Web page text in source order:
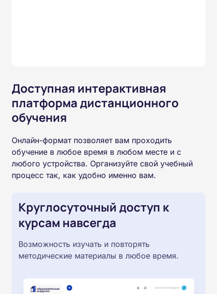
Доступная интерактивная
платформа дистанционного
обучения
Онлайн-формат позволяет вам проходить
обучение в любое время в любом месте и с
любого устройства. Организуйте свой учебный
процесс так, как удобно именно вам.
Круглосуточный доступ к
курсам навсегда
Возможность изучать и повторять
методические материалы в любое время.